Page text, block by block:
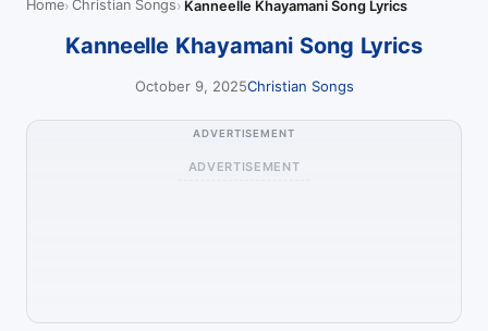
Home Christian Songs Kanneelle Khayamani Song Lyrics
Kanneelle Khayamani Song Lyrics
October 9, 2025Christian Songs
ADVERTISEMENT
ADVERTISEMENT